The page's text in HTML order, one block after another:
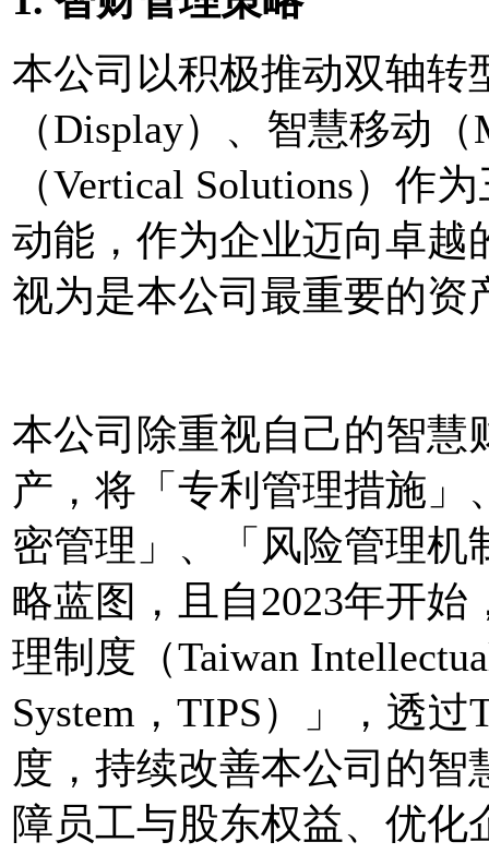
本公司以积极推动双轴转
（Display）、智慧移动
（Vertical Solutions）作
动能，作为企业迈向卓越
视为是本公司最重要的资
本公司除重视自己的智慧
产，将「专利管理措施
密管理」、「风险管理机
略蓝图，且自2023年开
理制度（Taiwan
System，TIPS）」，透
度，持续改善本公司的
障员工与股东权益、优